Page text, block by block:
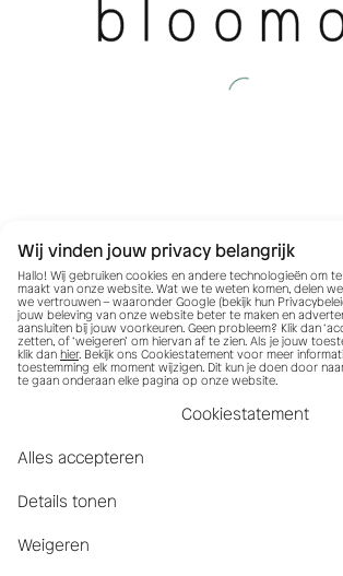
Wij vinden jouw privacy belangrijk
Hallo! Wij gebruiken cookies en andere technologieën om
maakt van onze website. Wat we te weten komen, delen
we vertrouwen – waaronder Google (bekijk hun
jouw beleving van onze website beter te maken en
aansluiten bij jouw voorkeuren. Geen probleem? Klik dan
zetten, of ‘weigeren’ om hiervan af te zien. Als je jouw
klik dan hier. Bekijk ons Cookiestatement voor meer
toestemming elk moment wijzigen. Dit kun je doen door
te gaan onderaan elke pagina op onze website.
Cookiestatement
Alles accepteren
Details tonen
Weigeren